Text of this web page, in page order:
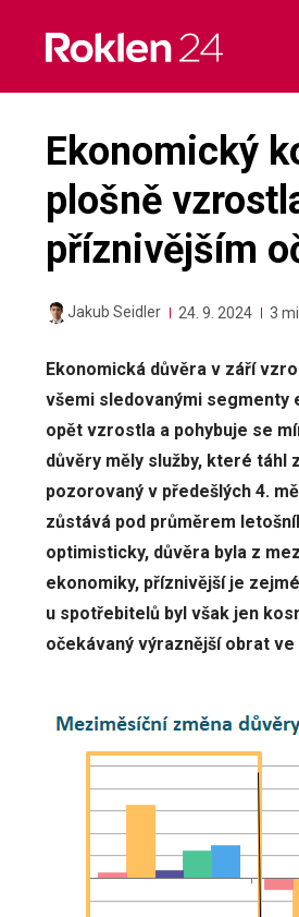
content
Ekonomický
plošně
příznivějším
Jakub Seidler 24. 9. 2024 3
Ekonomická důvěra v září
všemi sledovanými segmenty
opět vzrostla a pohybuje se
důvěry měly služby, které táhl
pozorovaný v předešlých 4.
zůstává pod průměrem
optimisticky, důvěra byla z
ekonomiky, příznivější je
u spotřebitelů byl však jen
očekávaný výraznější obrat